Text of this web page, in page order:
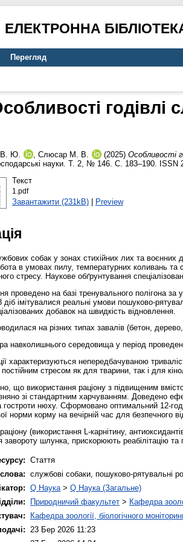
ЕЛЕКТРОННА
Перегляд
В. Ю. , Слюсар М. В. (2025) Особливості
науки. Т. 2, № 146. С. 183–190. ISSN
Текст
1.pdf
Завантажити (231kB)| Preview
собак у зонах стихійних лих та воєнних
в умовах пилу, температурних коливань та
стресу. Наукове обґрунтування
проведено на базі тренувального полігона за
діб імітувалися реальні умови пошуково-
добавок на швидкість відновлення.
на різних типах завалів (бетон,
навколишнього середовища у період
характеризуються непередбачуваною
постійним стресом як для тварини, так і для
що використання раціону з підвищеним
зі стандартним харчуванням. Доведено
гостроти нюху. Сформовано оптимальний 12-
норми корму на вечірній час для безпечного
(використання L-карнітину,
завороту шлунка, прискорюють реабілітацію та
Стаття
службові собаки, пошуково-рятувальні
Q Наука> Q Наука (Загальне)
Природничий факультет > Кафедра
Кафедра зоології, біологічного
23 Бер 2026 11:23